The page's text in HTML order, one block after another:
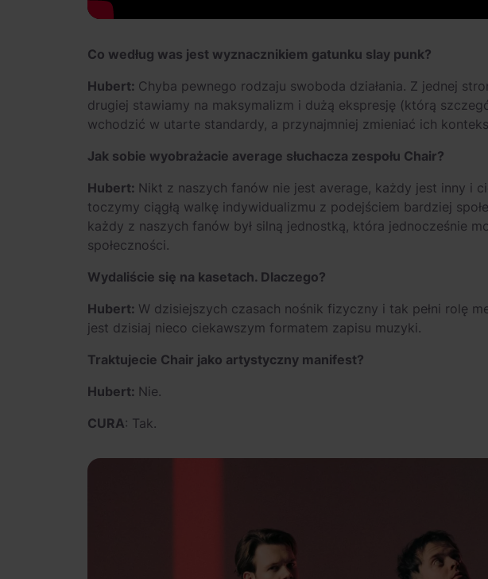
Co według was jest wyznacznikiem gatunku slay punk?
Hubert: Chyba pewnego rodzaju swoboda działania. Z jednej
drugiej stawiamy na maksymalizm i dużą ekspresję (którą
wchodzić w utarte standardy, a przynajmniej zmieniać ich
Jak sobie wyobrażacie average słuchacza zespołu Chair?
Hubert: Nikt z naszych fanów nie jest average, każdy jest inny i
toczymy ciągłą walkę indywidualizmu z podejściem bardziej
każdy z naszych fanów był silną jednostką, która jednocześnie
społeczności.
Wydaliście się na kasetach. Dlaczego?
Hubert: W dzisiejszych czasach nośnik fizyczny i tak pełni rolę
jest dzisiaj nieco ciekawszym formatem zapisu muzyki.
Traktujecie Chair jako artystyczny manifest?
Hubert: Nie.
CURA: Tak.